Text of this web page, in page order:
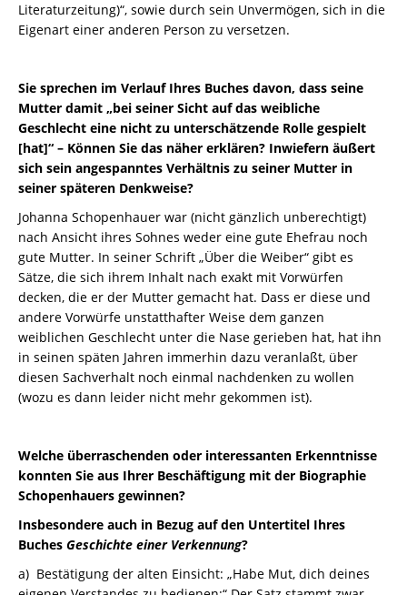
Literaturzeitung)“, sowie durch sein Unvermögen, sich in die
Eigenart einer anderen Person zu versetzen.
Sie sprechen im Verlauf Ihres Buches davon, dass seine
Mutter damit „bei seiner Sicht auf das weibliche
Geschlecht eine nicht zu unterschätzende Rolle gespielt
[hat]“ – Können Sie das näher erklären? Inwiefern äußert
sich sein angespanntes Verhältnis zu seiner Mutter in
seiner späteren Denkweise?
Johanna Schopenhauer war (nicht gänzlich unberechtigt)
nach Ansicht ihres Sohnes weder eine gute Ehefrau noch
gute Mutter. In seiner Schrift „Über die Weiber“ gibt es
Sätze, die sich ihrem Inhalt nach exakt mit Vorwürfen
decken, die er der Mutter gemacht hat. Dass er diese und
andere Vorwürfe unstatthafter Weise dem ganzen
weiblichen Geschlecht unter die Nase gerieben hat, hat ihn
in seinen späten Jahren immerhin dazu veranlaßt, über
diesen Sachverhalt noch einmal nachdenken zu wollen
(wozu es dann leider nicht mehr gekommen ist).
Welche überraschenden oder interessanten Erkenntnisse
konnten Sie aus Ihrer Beschäftigung mit der Biographie
Schopenhauers gewinnen?
Insbesondere auch in Bezug auf den Untertitel Ihres
Buches Geschichte einer Verkennung?
a) Bestätigung der alten Einsicht: „Habe Mut, dich deines